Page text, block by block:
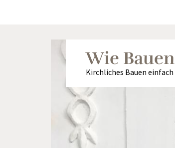
Wie
Kirchliches Bauen